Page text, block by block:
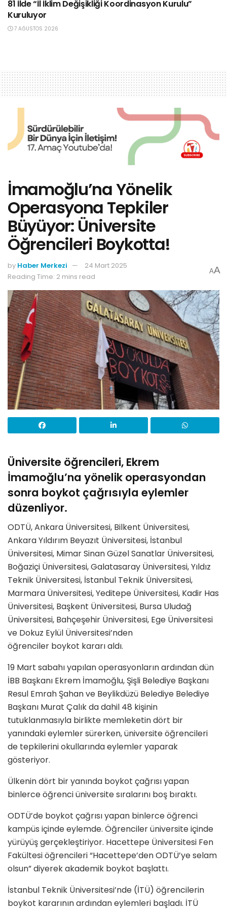
81 İlde “İl İklim Değişikliği Koordinasyon Kurulu”
Kuruluyor
7 AĞUSTOS 2026
İmamoğlu’na Yönelik
Operasyona Tepkiler
Büyüyor: Üniversite
Öğrencileri Boykotta!
by Haber Merkezi
24 Mart 2025
Reading Time: 2 mins read
AA
Üniversite öğrencileri, Ekrem
İmamoğlu’na yönelik operasyondan
sonra boykot çağrısıyla eylemler
düzenliyor.
ODTÜ, Ankara Üniversitesi, Bilkent Üniversitesi,
Ankara Yıldırım Beyazıt Üniversitesi, İstanbul
Üniversitesi, Mimar Sinan Güzel Sanatlar Üniversitesi,
Boğaziçi Üniversitesi, Galatasaray Üniversitesi, Yıldız
Teknik Üniversitesi, İstanbul Teknik Üniversitesi,
Marmara Üniversitesi, Yeditepe Üniversitesi, Kadir Has
Üniversitesi, Başkent Üniversitesi, Bursa Uludağ
Üniversitesi, Bahçeşehir Üniversitesi, Ege Üniversitesi
ve Dokuz Eylül Üniversitesi’nden
öğrenciler boykot kararı aldı.
19 Mart sabahı yapılan operasyonların ardından dün
İBB Başkanı Ekrem İmamoğlu, Şişli Belediye Başkanı
Resul Emrah Şahan ve Beylikdüzü Belediye Belediye
Başkanı Murat Çalık da dahil 48 kişinin
tutuklanmasıyla birlikte memleketin dört bir
yanındaki eylemler sürerken, üniversite öğrencileri
de tepkilerini okullarında eylemler yaparak
gösteriyor.
Ülkenin dört bir yanında boykot çağrısı yapan
binlerce öğrenci üniversite sıralarını boş bıraktı.
ODTÜ’de boykot çağrısı yapan binlerce öğrenci
kampüs içinde eylemde. Öğrenciler üniversite içinde
yürüyüş gerçekleştiriyor. Hacettepe Üniversitesi Fen
Fakültesi öğrencileri “Hacettepe’den ODTÜ’ye selam
olsun” diyerek akademik boykot başlattı.
İstanbul Teknik Üniversitesi’nde (İTÜ) öğrencilerin
boykot kararının ardından eylemleri başladı. İTÜ